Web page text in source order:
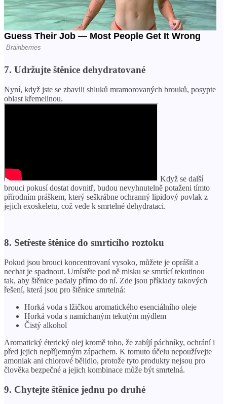
7. Udržujte štěnice dehydratované
Nyní, když jste se zbavili shluků mramorovaných brouků, posypte
oblast křemelinou.
Když se další
brouci pokusí dostat dovnitř, budou nevyhnutelně potaženi tímto
přírodním práškem, který seškrábne ochranný lipidový povlak z
jejich exoskeletu, což vede k smrtelné dehydrataci.
8. Setřeste štěnice do smrtícího roztoku
Pokud jsou brouci koncentrovaní vysoko, můžete je oprášit a
nechat je spadnout. Umístěte pod ně misku se smrtící tekutinou
tak, aby štěnice padaly přímo do ní. Zde jsou příklady takových
řešení, která jsou pro štěnice smrtelná:
Horká voda s lžičkou aromatického esenciálního oleje
Horká voda s namíchaným tekutým mýdlem
Čistý alkohol
Aromatický éterický olej kromě toho, že zabíjí páchníky, ochrání i
před jejich nepříjemným zápachem. K tomuto účelu nepoužívejte
amoniak ani chlorové bělidlo, protože tyto produkty nejsou pro
člověka bezpečné a jejich kombinace může být smrtelná.
9. Chytejte štěnice jednu po druhé